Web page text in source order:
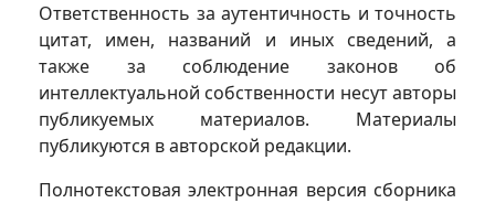
Ответственность за аутентичность и точность
цитат, имен, названий и иных сведений, а
также за соблюдение законов об
интеллектуальной собственности несут авторы
публикуемых материалов. Материалы
публикуются в авторской редакции.
Полнотекстовая электронная версия сборника